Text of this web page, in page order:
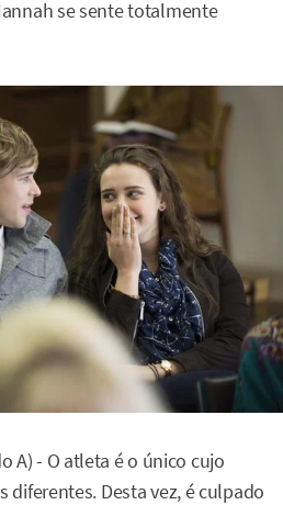
se sente totalmente
A) - O atleta é o único cujo
diferentes. Desta vez, é culpado